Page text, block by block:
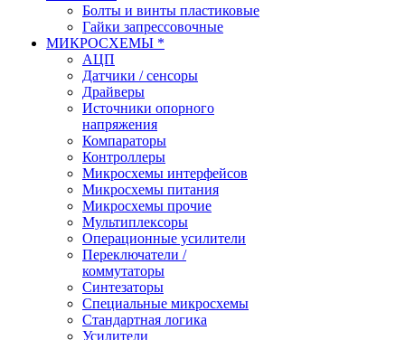
Болты и винты пластиковые
Гайки запрессовочные
МИКРОСХЕМЫ *
АЦП
Датчики / сенсоры
Драйверы
Источники опорного
напряжения
Компараторы
Контроллеры
Микросхемы интерфейсов
Микросхемы питания
Микросхемы прочие
Мультиплексоры
Операционные усилители
Переключатели /
коммутаторы
Синтезаторы
Специальные микросхемы
Стандартная логика
Усилители